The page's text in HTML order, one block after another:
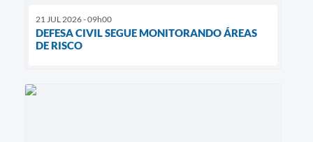
21 JUL 2026 - 09h00
DEFESA CIVIL SEGUE MONITORANDO ÁREAS
DE RISCO